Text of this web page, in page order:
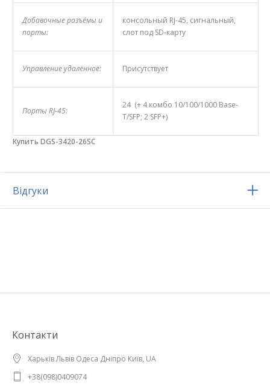
Добавочные разъёмы и
порты:
консольный RJ-45, сигнальный,
слот под SD-карту
Управление удалённое: Присутствует
Порты RJ-45:
24 (+ 4 комбо 10/100/1000 Base-
T/SFP; 2 SFP+)
Купить DGS-3420-26SC
Відгуки
Контакти
Харьків Львів Одеса Дніпро Київ, UA
+38(098)0409074